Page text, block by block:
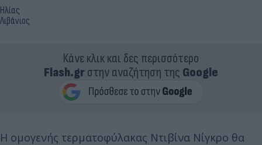
Ηλίας
Λιβάνιος
Κάνε κλικ και δες περισσότερο
Flash.grστην αναζήτηση της Google
Η ομογενής τερματοφύλακας Ντιβίνα Νίγκρο θα